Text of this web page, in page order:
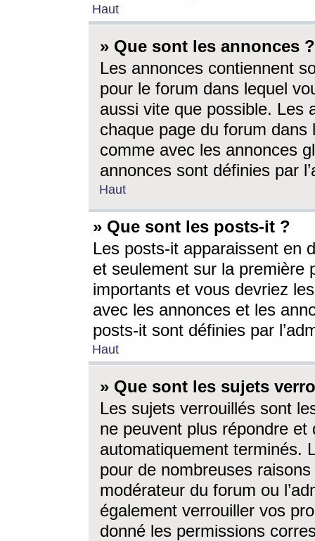
Haut
» Que sont les annonces ?
Les annonces contiennent
pour le forum dans lequel
aussi vite que possible. Les
chaque page du forum dans
comme avec les annonces
annonces sont définies par
Haut
» Que sont les posts-it ?
Les posts-it apparaissent en
et seulement sur la première
importants et vous devriez
avec les annonces et les
posts-it sont définies par
Haut
» Que sont les sujets
Les sujets verrouillés sont
ne peuvent plus répondre
automatiquement terminés.
pour de nombreuses
modérateur du forum ou
également verrouiller vos
donné les permissions